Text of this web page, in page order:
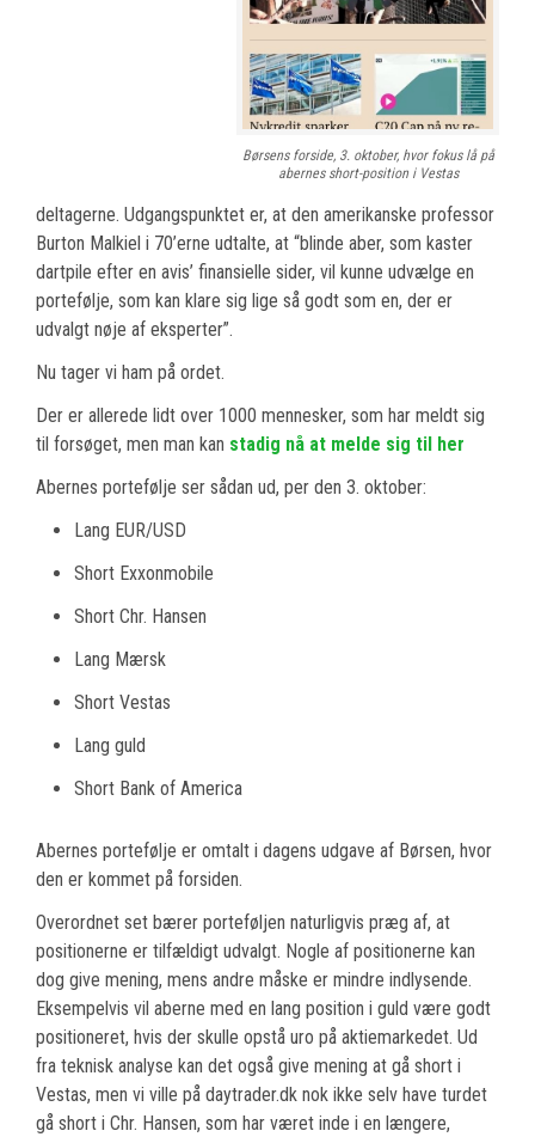
Børsens forside, 3. oktober, hvor fokus lå på
abernes short-position i Vestas
deltagerne. Udgangspunktet er, at den amerikanske professor
Burton Malkiel i 70’erne udtalte, at “blinde aber, som kaster
dartpile efter en avis’ finansielle sider, vil kunne udvælge en
portefølje, som kan klare sig lige så godt som en, der er
udvalgt nøje af eksperter”.
Nu tager vi ham på ordet.
Der er allerede lidt over 1000 mennesker, som har meldt sig
til forsøget, men man kan stadig nå at melde sig til her
Abernes portefølje ser sådan ud, per den 3. oktober:
Lang EUR/USD
Short Exxonmobile
Short Chr. Hansen
Lang Mærsk
Short Vestas
Lang guld
Short Bank of America
Abernes portefølje er omtalt i dagens udgave af Børsen, hvor
den er kommet på forsiden.
Overordnet set bærer porteføljen naturligvis præg af, at
positionerne er tilfældigt udvalgt. Nogle af positionerne kan
dog give mening, mens andre måske er mindre indlysende.
Eksempelvis vil aberne med en lang position i guld være godt
positioneret, hvis der skulle opstå uro på aktiemarkedet. Ud
fra teknisk analyse kan det også give mening at gå short i
Vestas, men vi ville på daytrader.dk nok ikke selv have turdet
gå short i Chr. Hansen, som har været inde i en længere,